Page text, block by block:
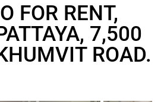
FOR RENT,
7,500
ROAD.